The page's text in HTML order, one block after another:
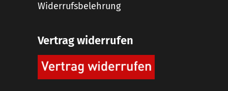
Widerrufsbelehrung
Vertrag widerrufen